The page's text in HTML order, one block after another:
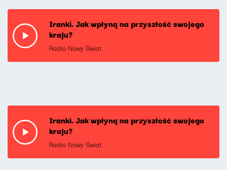
Iranki. Jak wpłyną na przyszłość swojego
kraju?
Radio Nowy Świat
Iranki. Jak wpłyną na przyszłość swojego
kraju?
Radio Nowy Świat